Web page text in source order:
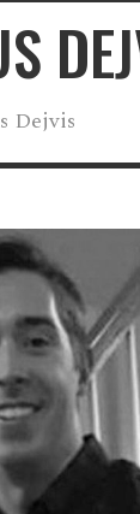
Dejvis